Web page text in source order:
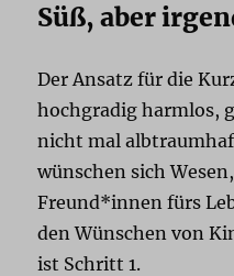
Süß, aber
Der Ansatz für die
hochgradig harmlos,
nicht mal
wünschen sich
Freund*innen fürs
den Wünschen von
ist Schritt 1.